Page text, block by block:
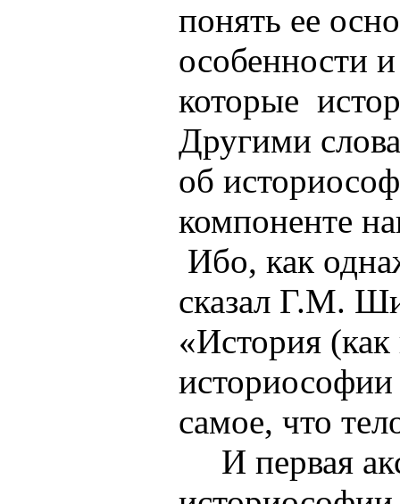
понять ее
особенности
которые
Другими
об
компоненте
Ибо, как
сказал Г.М.
«История (как
самое, что
И первая